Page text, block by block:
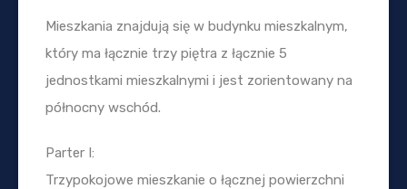
Mieszkania znajdują się w budynku mieszkalnym,
który ma łącznie trzy piętra z łącznie 5
jednostkami mieszkalnymi i jest zorientowany na
północny wschód.
Parter I:
Trzypokojowe mieszkanie o łącznej powierzchni